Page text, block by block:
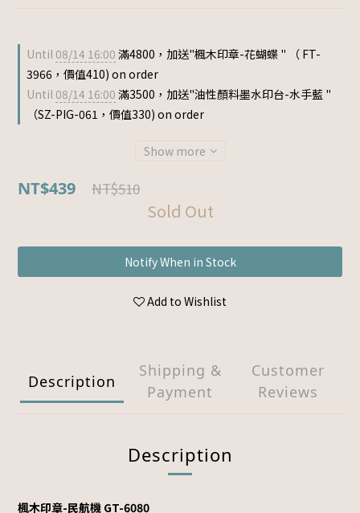
Until 08/14 16:00 滿4800，加送"楓木印章-花蝴蝶 " （ FT-
3966，價值410) on order
Until 08/14 16:00 滿3500，加送"油性顏料墨水印台-水手藍 "
（SZ-PIG-061，價值330) on order
Show more
NT$439 NT$510
Sold Out
Notify When in Stock
Add to Wishlist
Description
Shipping &
Payment
Customer
Reviews
Description
楓木印章-民航機 GT-6080